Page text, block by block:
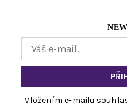
Vložením e-mailu